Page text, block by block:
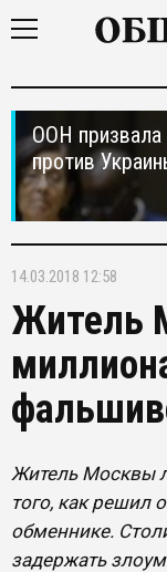
ООН призвала
против
14.03.2018 12:58
Житель
Житель Москвы
того, как решил
обменнике.
задержать